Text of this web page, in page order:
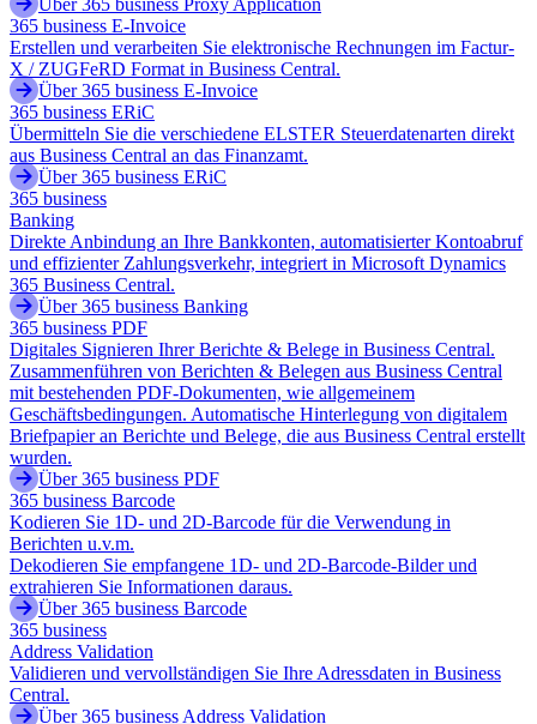
Über 365 business Proxy Application
365 business E-Invoice
Erstellen und verarbeiten Sie elektronische Rechnungen im Factur-
X / ZUGFeRD Format in Business Central.
Über 365 business E-Invoice
365 business ERiC
Übermitteln Sie die verschiedene ELSTER Steuerdatenarten direkt
aus Business Central an das Finanzamt.
Über 365 business ERiC
365 business
Banking
Direkte Anbindung an Ihre Bankkonten, automatisierter Kontoabruf
und effizienter Zahlungsverkehr, integriert in Microsoft Dynamics
365 Business Central.
Über 365 business Banking
365 business PDF
Digitales Signieren Ihrer Berichte & Belege in Business Central.
Zusammenführen von Berichten & Belegen aus Business Central
mit bestehenden PDF-Dokumenten, wie allgemeinem
Geschäftsbedingungen. Automatische Hinterlegung von digitalem
Briefpapier an Berichte und Belege, die aus Business Central erstellt
wurden.
Über 365 business PDF
365 business Barcode
Kodieren Sie 1D- und 2D-Barcode für die Verwendung in
Berichten u.v.m.
Dekodieren Sie empfangene 1D- und 2D-Barcode-Bilder und
extrahieren Sie Informationen daraus.
Über 365 business Barcode
365 business
Address Validation
Validieren und vervollständigen Sie Ihre Adressdaten in Business
Central.
Über 365 business Address Validation